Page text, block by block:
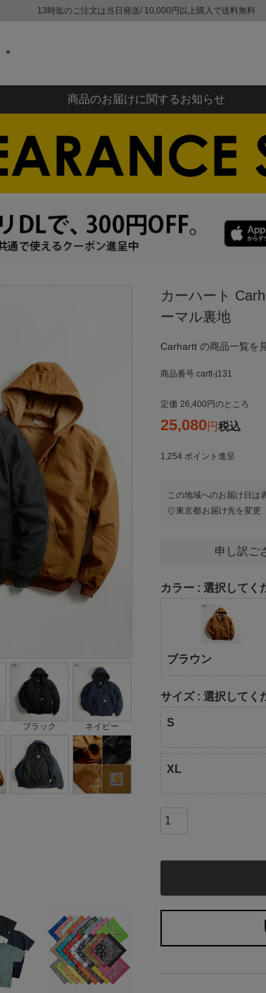
13時迄のご注文は当日発送/ 10,000円以上購入で送料無料
商品のお届けに関するお知らせ
ブラック ネイビー
カーハート
ーマル裏地
Carhartt の商品一覧を
商品番号 cartt-j131
定価 26,400 のところ
25,080 税込
1,254 ポイント進呈
この地域へのお届け日は
東京都お届け先を変更
申し訳ご
カラー 選択してく
ブラウン
サイズ 選択してく
S
XL